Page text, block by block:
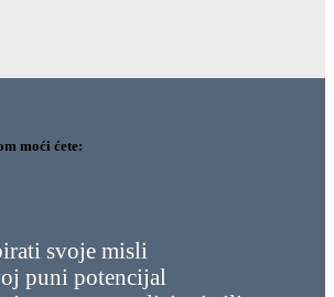
moći ćete:
svoje misli
puni potencijal